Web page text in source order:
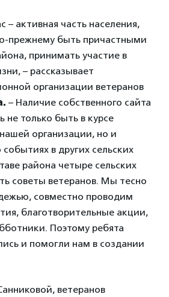
– активная часть населения,
прежнему быть причастными
принимать участие в
– рассказывает
организации ветеранов
– Наличие собственного сайта
не только быть в курсе
организации, но и
в других сельских
района четыре сельских
советы ветеранов. Мы тесно
совместно проводим
благотворительные акции,
Поэтому ребята
и помогли нам в создании
ветеранов